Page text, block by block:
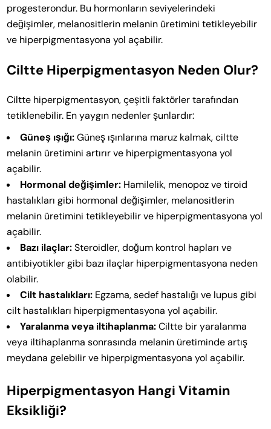
progesterondur. Bu hormonların seviyelerindeki
değişimler, melanositlerin melanin üretimini tetikleyebilir
ve hiperpigmentasyona yol açabilir.
Ciltte Hiperpigmentasyon Neden Olur?
Ciltte hiperpigmentasyon, çeşitli faktörler tarafından
tetiklenebilir. En yaygın nedenler şunlardır:
Güneş ışığı:Güneş ışınlarına maruz kalmak, ciltte
melanin üretimini artırır ve hiperpigmentasyona yol
açabilir.
Hormonal değişimler: Hamilelik, menopoz ve tiroid
hastalıkları gibi hormonal değişimler, melanositlerin
melanin üretimini tetikleyebilir ve hiperpigmentasyona yol
açabilir.
Bazı ilaçlar:Steroidler, doğum kontrol hapları ve
antibiyotikler gibi bazı ilaçlar hiperpigmentasyona neden
olabilir.
Cilt hastalıkları: Egzama, sedef hastalığı ve lupus gibi
cilt hastalıkları hiperpigmentasyona yol açabilir.
Yaralanma veya iltihaplanma:Ciltte bir yaralanma
veya iltihaplanma sonrasında melanin üretiminde artış
meydana gelebilir ve hiperpigmentasyona yol açabilir.
Hiperpigmentasyon Hangi Vitamin
Eksikliği?